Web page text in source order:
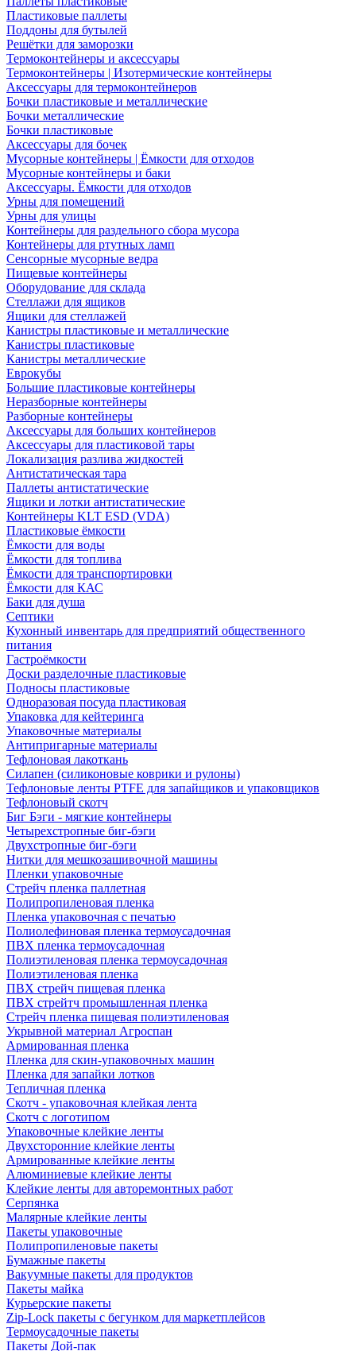
Пластиковые паллеты
Поддоны для бутылей
Решётки для заморозки
Термоконтейнеры и аксессуары
Термоконтейнеры | Изотермические контейнеры
Аксессуары для термоконтейнеров
Бочки пластиковые и металлические
Бочки металлические
Бочки пластиковые
Аксессуары для бочек
Мусорные контейнеры | Ёмкости для отходов
Мусорные контейнеры и баки
Аксессуары. Ёмкости для отходов
Урны для помещений
Урны для улицы
Контейнеры для раздельного сбора мусора
Контейнеры для ртутных ламп
Сенсорные мусорные ведра
Пищевые контейнеры
Оборудование для склада
Стеллажи для ящиков
Ящики для стеллажей
Канистры пластиковые и металлические
Канистры пластиковые
Канистры металлические
Еврокубы
Большие пластиковые контейнеры
Неразборные контейнеры
Разборные контейнеры
Аксессуары для больших контейнеров
Аксессуары для пластиковой тары
Локализация разлива жидкостей
Антистатическая тара
Паллеты антистатические
Ящики и лотки антистатические
Контейнеры KLT ESD (VDA)
Пластиковые ёмкости
Ёмкости для воды
Ёмкости для топлива
Ёмкости для транспортировки
Ёмкости для КАС
Баки для душа
Септики
Кухонный инвентарь для предприятий общественного
питания
Гастроёмкости
Доски разделочные пластиковые
Подносы пластиковые
Одноразовая посуда пластиковая
Упаковка для кейтеринга
Упаковочные материалы
Антипригарные материалы
Тефлоновая лакоткань
Силапен (силиконовые коврики и рулоны)
Тефлоновые ленты PTFE для запайщиков и упаковщиков
Тефлоновый скотч
Биг Бэги - мягкие контейнеры
Четырехстропные биг-бэги
Двухстропные биг-бэги
Нитки для мешкозашивочной машины
Пленки упаковочные
Стрейч пленка паллетная
Полипропиленовая пленка
Пленка упаковочная с печатью
Полиолефиновая пленка термоусадочная
ПВХ пленка термоусадочная
Полиэтиленовая пленка термоусадочная
Полиэтиленовая пленка
ПВХ стрейч пищевая пленка
ПВХ стрейтч промышленная пленка
Стрейч пленка пищевая полиэтиленовая
Укрывной материал Агроспан
Армированная пленка
Пленка для скин-упаковочных машин
Пленка для запайки лотков
Тепличная пленка
Скотч - упаковочная клейкая лента
Скотч с логотипом
Упаковочные клейкие ленты
Двухсторонние клейкие ленты
Армированные клейкие ленты
Алюминиевые клейкие ленты
Клейкие ленты для авторемонтных работ
Серпянка
Малярные клейкие ленты
Пакеты упаковочные
Полипропиленовые пакеты
Бумажные пакеты
Вакуумные пакеты для продуктов
Пакеты майка
Курьерские пакеты
Zip-Lock пакеты с бегунком для маркетплейсов
Термоусадочные пакеты
Пакеты Дой-пак